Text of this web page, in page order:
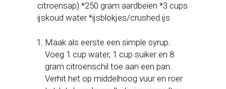
citroensap) *250 gram aardbeien *3 cups
ijskoud water *ijsblokjes/crushed ijs
Maak als eerste een simple syrup.
Voeg 1 cup water, 1 cup suiker en 8
gram citroenschil toe aan een pan.
Verhit het op middelhoog vuur en roer